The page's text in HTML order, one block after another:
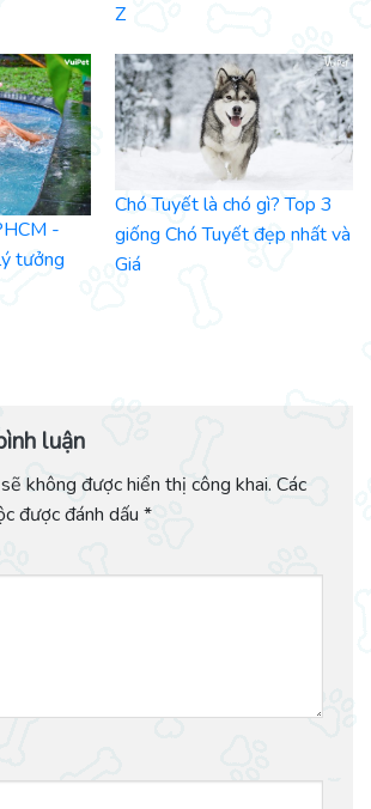
Z
-
tưởng
Chó Tuyết là chó gì? Top 3
giống Chó Tuyết đẹp nhất và
Giá
luận
không được hiển thị công khai. Các
được đánh dấu *